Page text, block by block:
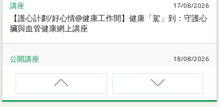
密閉空間作業合資格人士安全訓練重新甄審資格課程
電動車維修安全課程
講座 17/08/2026
【護心計劃/好心情@健康工作間】健康「駕」到：守護心
臟與血管健康網上講座
公開講座 18/08/2026
危險品的安全規管與危險物質相關規例網上公開講座
19/08/2026